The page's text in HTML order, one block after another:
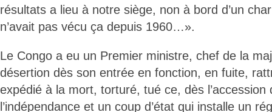
résultats a lieu à notre siège, non à bord d’un
n’avait pas vécu ça depuis 1960…».
Le Congo a eu un Premier ministre, chef de la
désertion dès son entrée en fonction, en fuite,
expédié à la mort, torturé, tué ce, dès l’accession
l’indépendance et un coup d’état qui installe un